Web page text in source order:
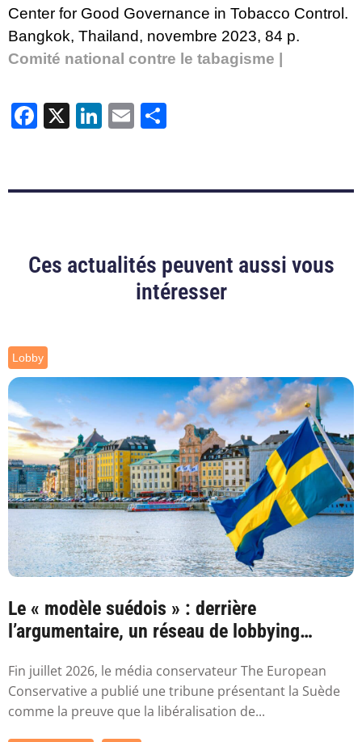
Center for Good Governance in Tobacco Control.
Bangkok, Thailand, novembre 2023, 84 p.
Comité national contre le tabagisme |
Facebook
X LinkedIn
Email
Ces actualités peuvent aussi vous
intéresser
Lobby
Le « modèle suédois » : derrière
l’argumentaire, un réseau de lobbying
Fin juillet 2026, le média conservateur The European
Conservative a publié une tribune présentant la Suède
comme la preuve que la libéralisation de...